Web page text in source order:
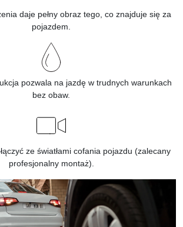
daje pełny obraz tego, co znajduje się za
pojazdem.
pozwala na jazdę w trudnych warunkach
bez obaw.
ze światłami cofania pojazdu (zalecany
profesjonalny montaż).